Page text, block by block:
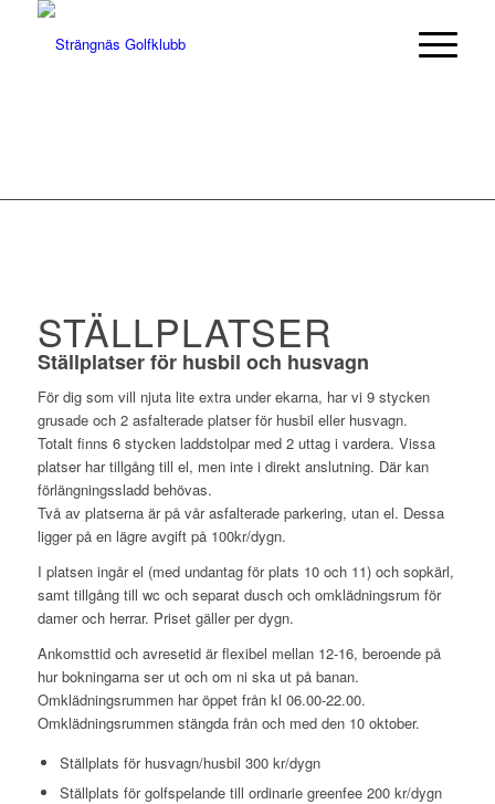
STÄLLPLATSER
Ställplatser för husbil och husvagn
För dig som vill njuta lite extra under ekarna, har vi 9 stycken
grusade och 2 asfalterade platser för husbil eller husvagn.
Totalt finns 6 stycken laddstolpar med 2 uttag i vardera. Vissa
platser har tillgång till el, men inte i direkt anslutning. Där kan
förlängningssladd behövas.
Två av platserna är på vår asfalterade parkering, utan el. Dessa
ligger på en lägre avgift på 100kr/dygn.
I platsen ingår el (med undantag för plats 10 och 11) och sopkärl,
samt tillgång till wc och separat dusch och omklädningsrum för
damer och herrar. Priset gäller per dygn.
Ankomsttid och avresetid är flexibel mellan 12-16, beroende på
hur bokningarna ser ut och om ni ska ut på banan.
Omklädningsrummen har öppet från kl 06.00-22.00.
Omklädningsrummen stängda från och med den 10 oktober.
Ställplats för husvagn/husbil 300 kr/dygn
Ställplats för golfspelande till ordinarie greenfee 200 kr/dygn